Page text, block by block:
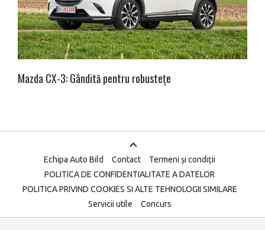
Mazda CX-3: Gândită pentru robustețe
Echipa Auto Bild Contact
Termeni și condiții
POLITICA DE CONFIDENTIALITATE A DATELOR
POLITICA PRIVIND COOKIES SI ALTE TEHNOLOGII SIMILARE
Servicii utile
Concurs